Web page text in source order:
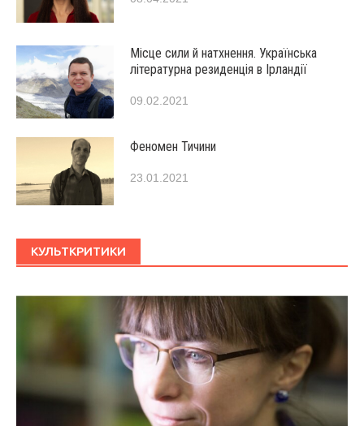
Місце сили й натхнення. Українська
літературна резиденція в Ірландії
09.02.2021
Феномен Тичини
23.01.2021
КУЛЬТКРИТИКИ